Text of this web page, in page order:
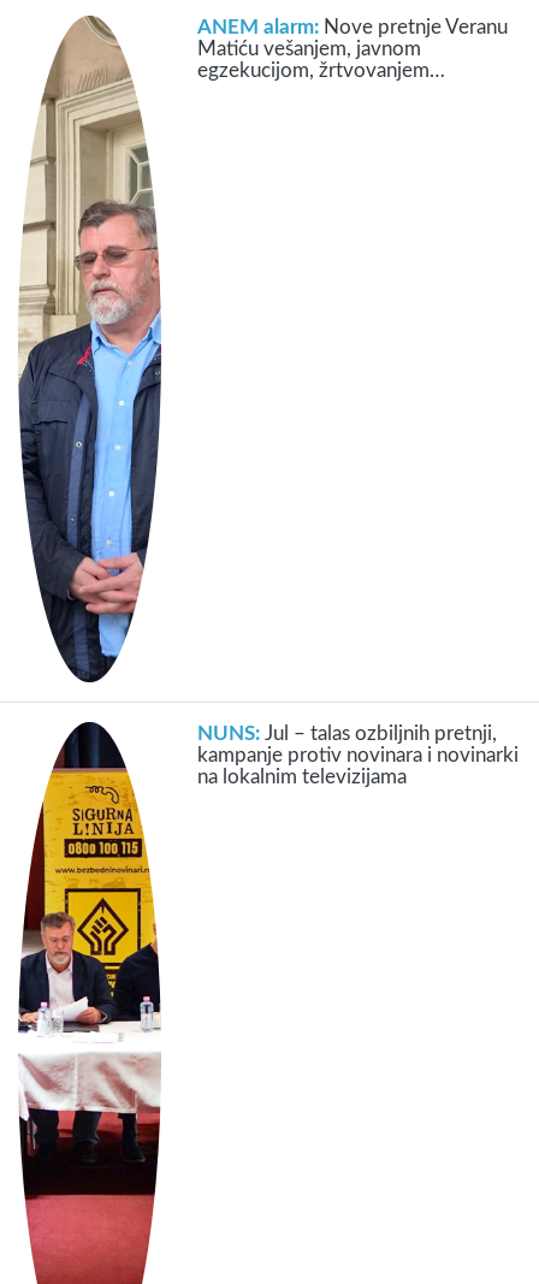
ANEM alarm: Nove pretnje Veranu
Matiću vešanjem, javnom
egzekucijom, žrtvovanjem…
NUNS:Jul – talas ozbiljnih pretnji,
kampanje protiv novinara i novinarki
na lokalnim televizijama